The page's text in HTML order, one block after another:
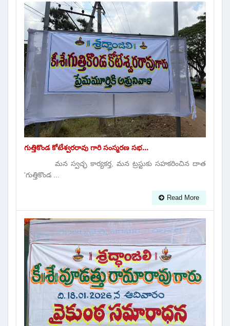
గుత్తికొండ కోటేశ్వరరావు గారి సంస్మరణ సభ...
మన స్వచ్ఛ కార్యకర్త, మన ట్రస్టుకు సహకరించిన దాత
'గుత్తికొండ ...
Read More